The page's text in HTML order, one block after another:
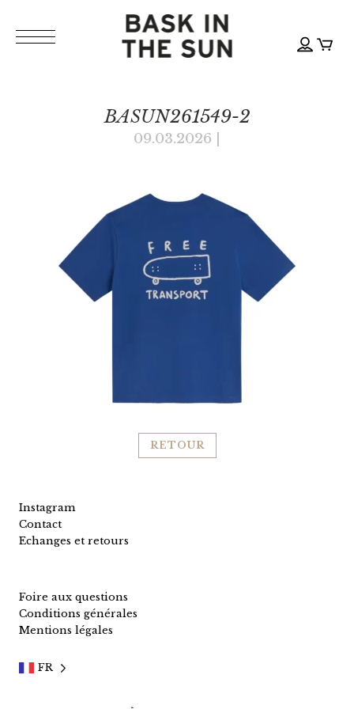
BASUN261549-2
09.03.2026
RETOUR
Instagram
Contact
Echanges et retours
Foire aux questions
Conditions générales
Mentions légales
FR